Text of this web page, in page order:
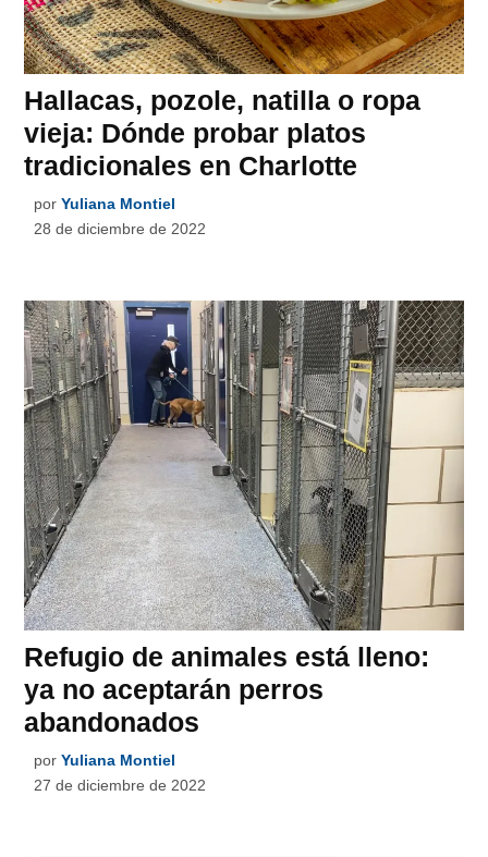
Hallacas, pozole, natilla o ropa
vieja: Dónde probar platos
tradicionales en Charlotte
por Yuliana Montiel
28 de diciembre de 2022
Refugio de animales está lleno:
ya no aceptarán perros
abandonados
por Yuliana Montiel
27 de diciembre de 2022